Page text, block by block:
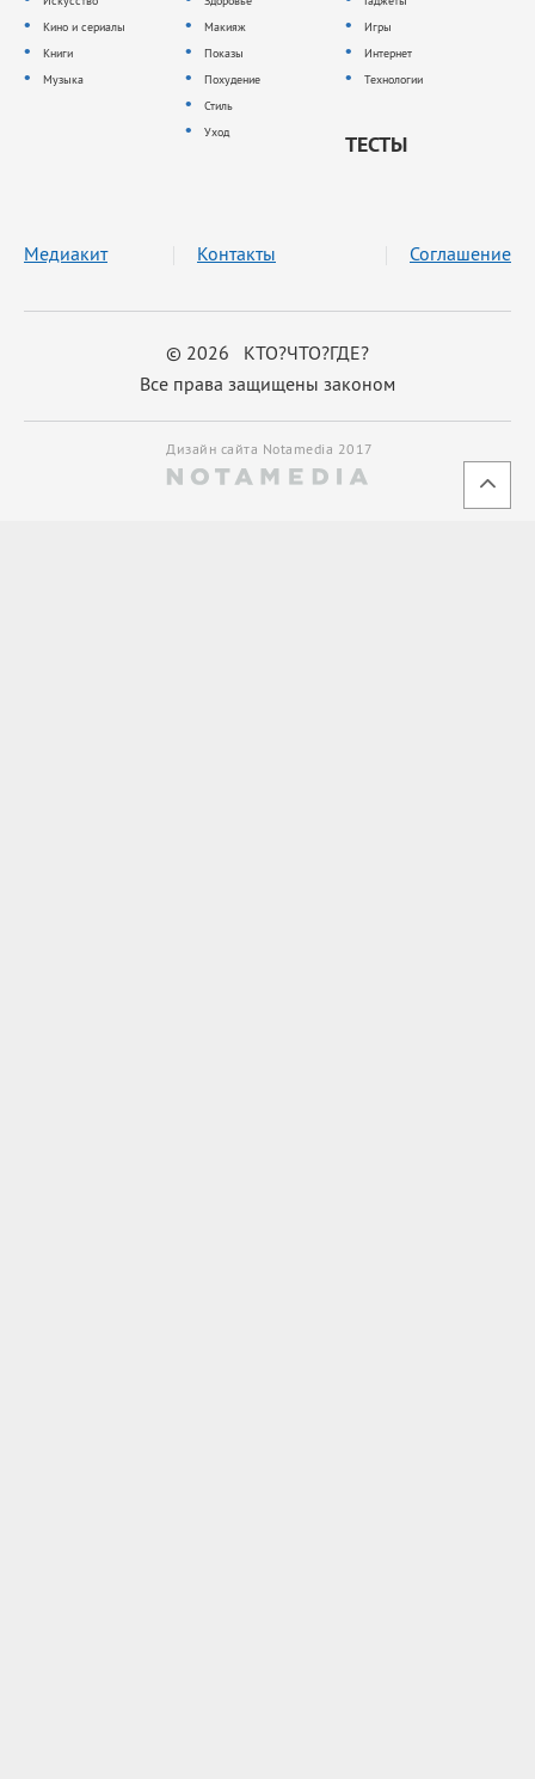
Кино и сериалы
Книги
Музыка
Макияж
Показы
Похудение
Стиль
Уход
Игры
Интернет
Технологии
ТЕСТЫ
© 2026 КТО?ЧТО?ГДЕ?
Все права защищены законом
Медиакит Контакты Соглашение
Дизайн сайта Notamedia 2017